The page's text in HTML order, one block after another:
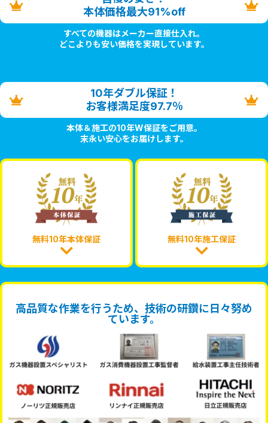
本体価格最大91%off
すべての機器はメーカー直接仕入れ。
どこよりも安い価格を実現しています。
10年ダブル保証！
お客様満足度97.7％
本体＆施工の10年W保証をご用意。
末永い安心をお届けします。
無料10年本体保証 無料10年施工保証
高品質な作業を行うため、技術の研鑽に日々努め
ています。